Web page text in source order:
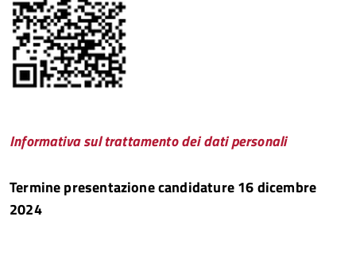
Informativa sul trattamento dei dati personali
Termine presentazione candidature 16 dicembre
2024